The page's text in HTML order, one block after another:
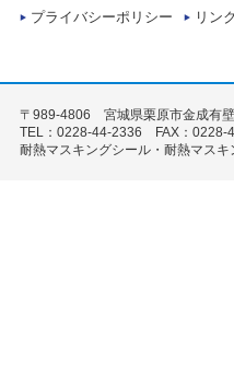
プライバシーポリシー リン
〒989-4806 宮城県栗原市金成有
TEL：0228-44-2336 FAX：0228-
耐熱マスキングシール・耐熱マス